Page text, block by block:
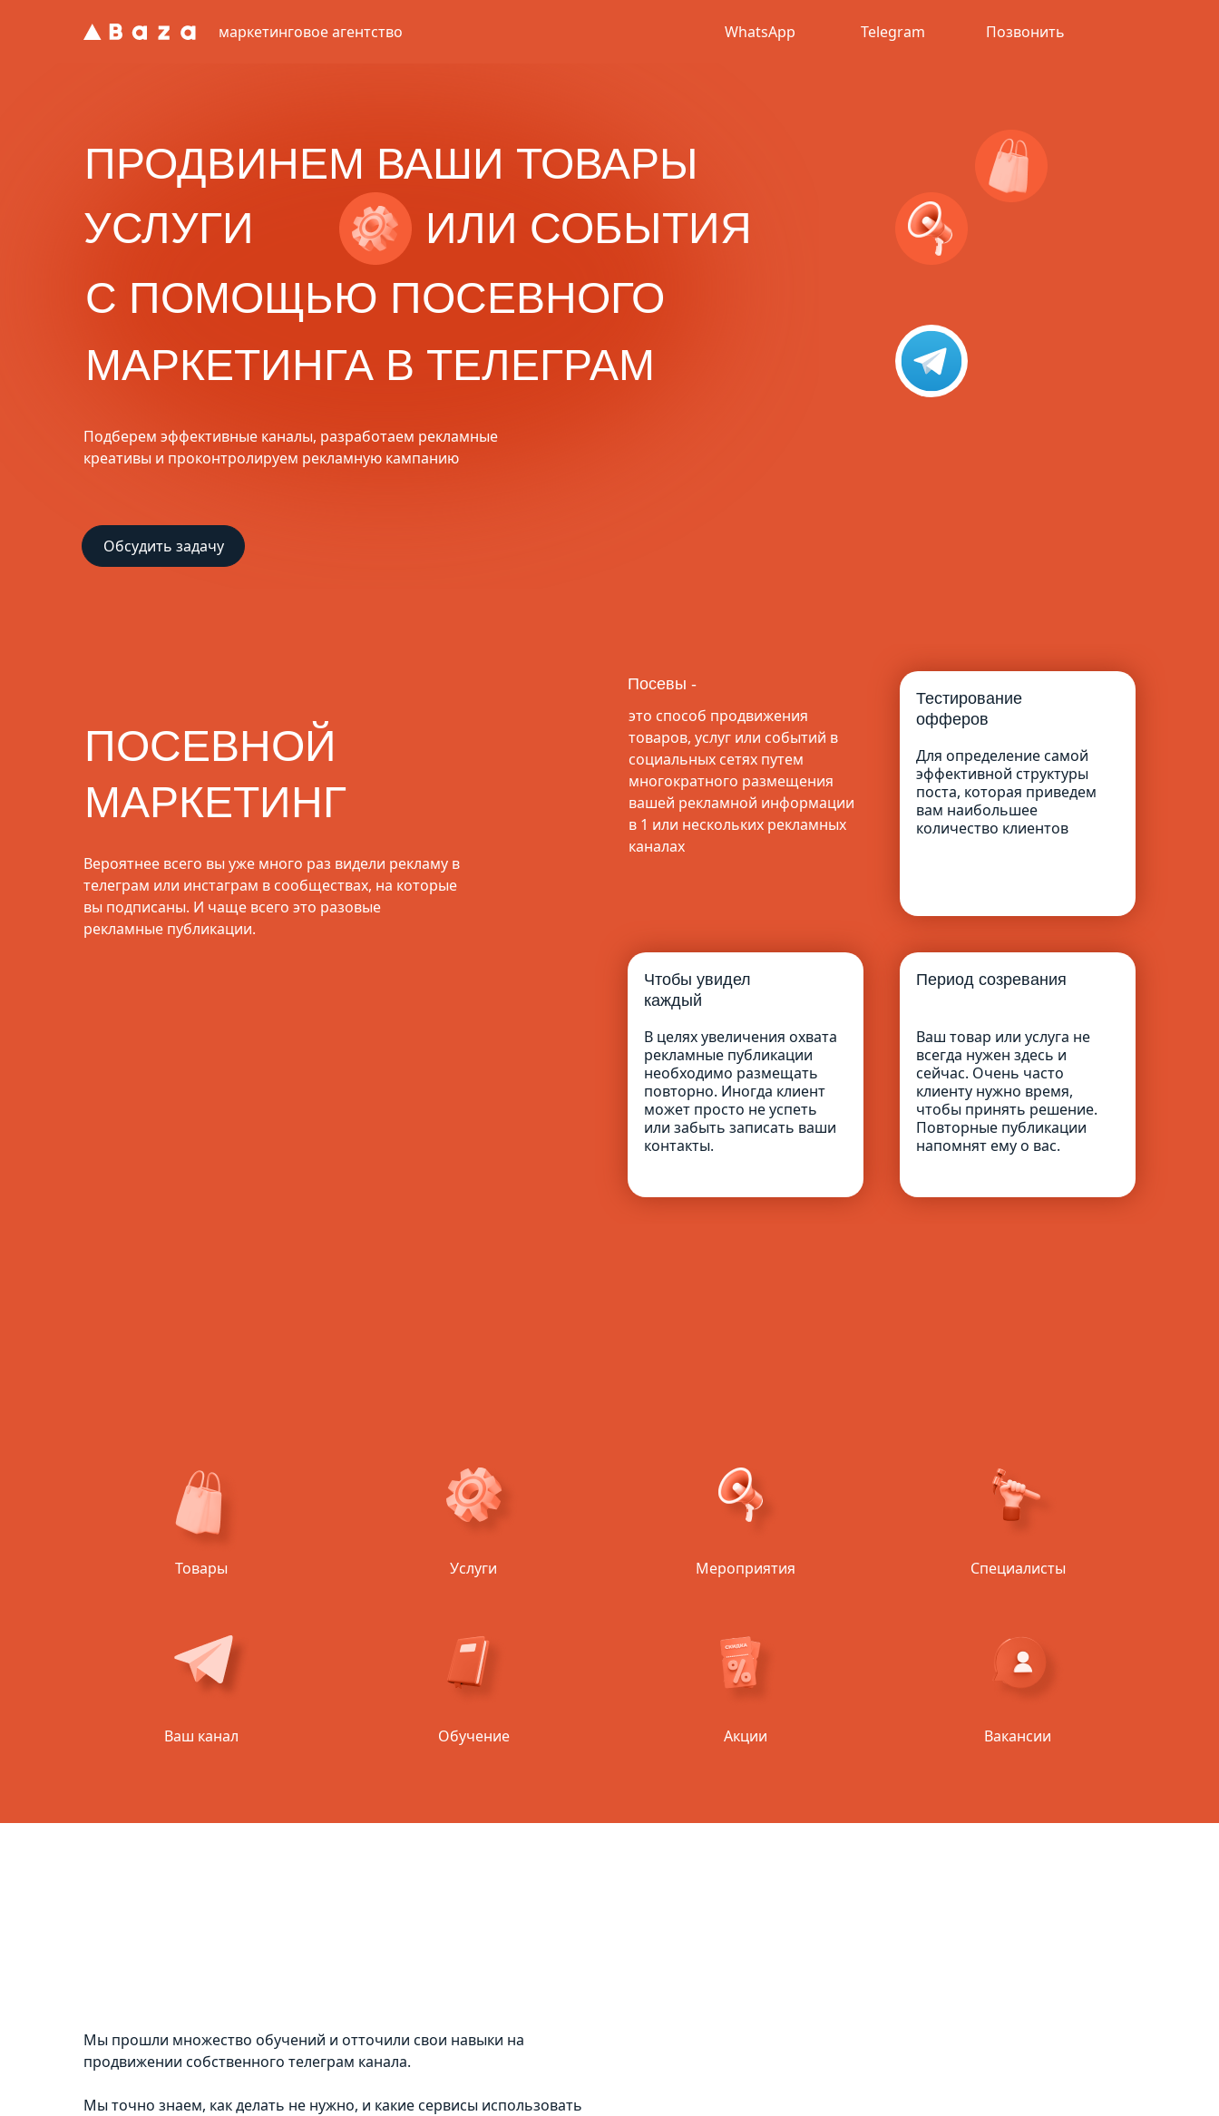
WhatsApp Позвонить
Telegram
маркетинговое агентство
ПРОДВИНЕМ ВАШИ ТОВАРЫ
Подберем эффективные каналы, разработаем рекламные
креативы и проконтролируем рекламную кампанию
УСЛУГИ
ИЛИ СОБЫТИЯ
С ПОМОЩЬЮ ПОСЕВНОГО
МАРКЕТИНГА В ТЕЛЕГРАМ
Обсудить задачу
ПОСЕВНОЙ
МАРКЕТИНГ
Вероятнее всего вы уже много раз видели рекламу в
телеграм или инстаграм в сообществах, на которые
вы подписаны. И чаще всего это разовые
рекламные публикации.
Посевы -
это способ продвижения
товаров, услуг или событий в
социальных сетях путем
многократного размещения
вашей рекламной информации
в 1 или нескольких рекламных
каналах
Тестирование
офферов
Для определение самой
эффективной структуры
поста, которая приведем
вам наибольшее
количество клиентов
Чтобы увидел
каждый
В целях увеличения охвата
рекламные публикации
необходимо размещать
повторно. Иногда клиент
может просто не успеть
или забыть записать ваши
контакты.
Период созревания
Ваш товар или услуга не
всегда нужен здесь и
сейчас. Очень часто
клиенту нужно время,
чтобы принять решение.
Повторные публикации
напомнят ему о вас.
Товары Услуги Мероприятия Специалисты
Ваш канал Обучение Акции Вакансии
Мы прошли множество обучений и отточили свои навыки на
продвижении собственного телеграм канала.
Мы точно знаем, как делать не нужно, и какие сервисы использовать